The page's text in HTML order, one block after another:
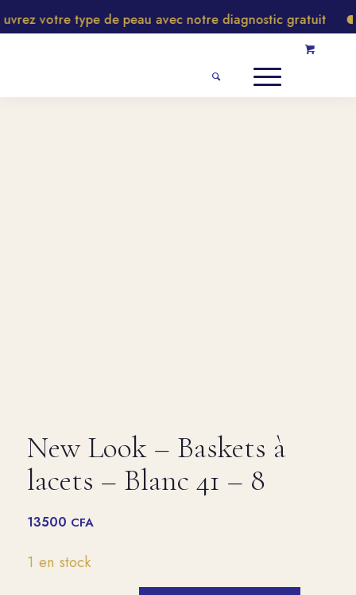
votre type de peau avec notre diagnostic gratuit
New Look – Baskets à
lacets – Blanc 41 – 8
13500 CFA
1 en stock